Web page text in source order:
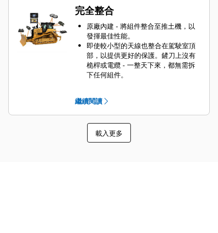
駕駛員能夠快速上手。
無須進行坡度檢查或遵循標樁 - 可減
少所需要的地面人員數量，以節省人
事成本，提高工地安全。
完全整合
原廠內建 - 將組件整合至推土機，以
發揮最佳性能。
即使較小型的天線也整合在駕駛室頂
部，以提供更好的保護。鏟刀上沒有
桅桿或電纜 - 一整天下來，都無需拆
下任何組件。
於將 ARO 堆土機升級為具 3D 的
GRADE。
直接從顯示器功能表查看概要/駕駛員
秘訣。
具 3D 的 GRADE 可與機器一同訂購，
繼續閱讀
載入更多